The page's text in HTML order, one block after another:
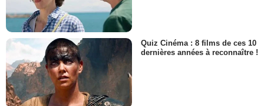
Quiz Cinéma : 8 films de ces 10
dernières années à reconnaître !